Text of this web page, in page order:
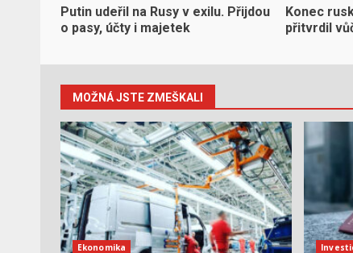
Putin udeřil na Rusy v exilu. Přijdou
o pasy, účty i majetek
Konec
přitvrdil
MOŽNÁ JSTE ZMEŠKALI
Ekonomika